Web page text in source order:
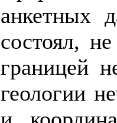
анкетных
состоял,
границей
геологии